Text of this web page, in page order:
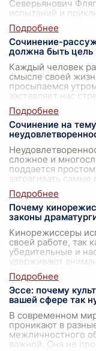
Северьянович
испытаний и
Сочинение-
должна быть цель
Каждый человек
смысле своей
просыпаемся
заставляет нас
Сочинение на
сложное и
поддается
затрагивать
сущ
Почему
законы
Кинорежиссеры
своей работе, так
убедительные и
удерживают
Эссе: почему
вашей сфере так
В современном
проникают в
межличностного
важной. Она не